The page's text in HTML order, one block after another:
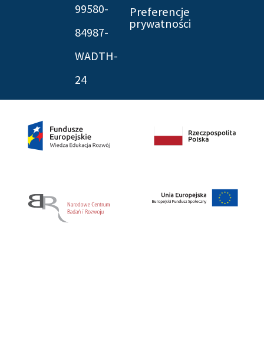
99580-
84987-
WADTH-
24
Preferencje
prywatności